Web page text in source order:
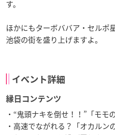
す。
ほかにもターボババア・セルポ
池袋の街を盛り上げますよ。
イベント詳細
縁日コンテンツ
・“鬼頭ナキを倒せ！！”「モモ
・高速でながれる？「オカルン